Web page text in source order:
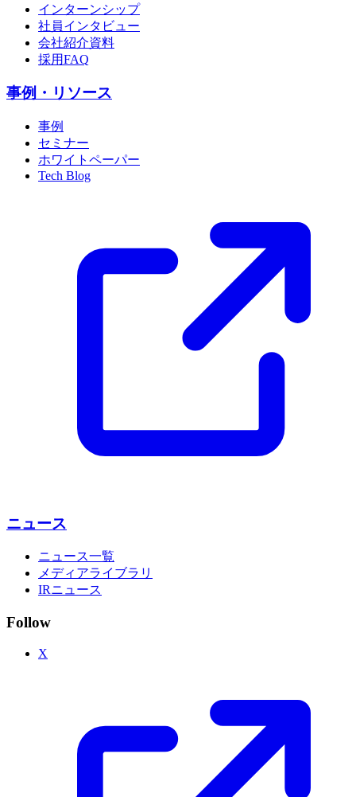
インターンシップ
社員インタビュー
会社紹介資料
採用FAQ
事例・リソース
事例
セミナー
ホワイトペーパー
Tech Blog
ニュース
ニュース一覧
メディアライブラリ
IRニュース
Follow
X